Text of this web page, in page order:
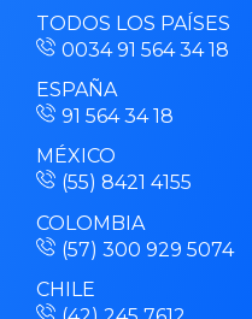
TODOS LOS PAÍSES
0034 91 564 34 18
ESPAÑA
91 564 34 18
MÉXICO
(55) 8421 4155
COLOMBIA
(57) 300 929 5074
CHILE